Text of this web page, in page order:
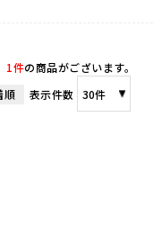
1件の商品がございます。
順 表示件数